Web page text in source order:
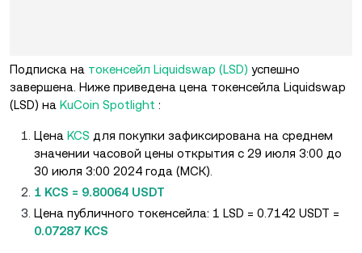
Подписка на токенсейл Liquidswap (LSD) успешно
завершена. Ниже приведена цена токенсейла Liquidswap
(LSD) на KuCoin Spotlight :
Цена KCS для покупки зафиксирована на среднем
значении часовой цены открытия с 29 июля 3:00 до
30 июля 3:00 2024 года (МСК).
1 KCS = 9.80064 USDT
Цена публичного токенсейла: 1 LSD = 0.7142 USDT =
0.07287 KCS